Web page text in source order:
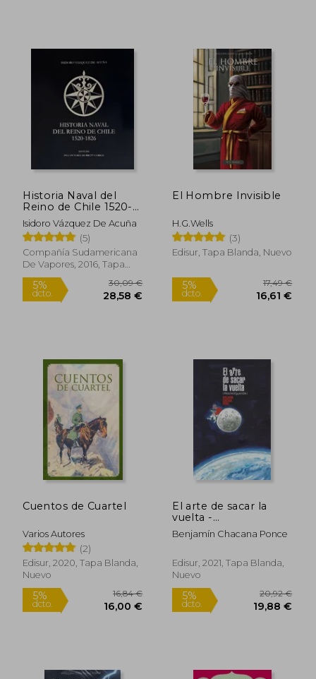
dcto. 18,09 € dcto.
Historia Naval del
Reino de Chile 1520-
1826
Isidoro Vázquez De Acuña
(5)
Compañía Sudamericana
De Vapores, 2016, Tapa
Blanda, Nuevo
5%
dcto.
El Hombre Invisible
H.G.Wells
(3)
Edisur, Tapa Blanda, Nuevo
5%
dcto.
Cuentos de Cuartel
Varios Autores
(2)
Edisur, 2020, Tapa Blanda,
Nuevo
El arte de sacar la
vuelta -
Procrastinación
Benjamín Chacana Ponce
Edisur, 2021, Tapa Blanda,
Nuevo